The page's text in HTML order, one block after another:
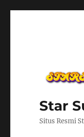
Star
Situs Resmi